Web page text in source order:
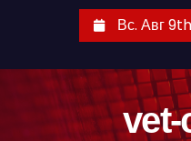
Вс. Авг
vet-